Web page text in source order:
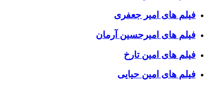
فیلم های امیر جعفری
فیلم های امیرحسین آرمان
فیلم های امین تارخ
فیلم های امین حیایی